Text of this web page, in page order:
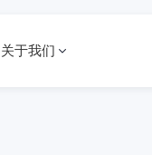
关于我们